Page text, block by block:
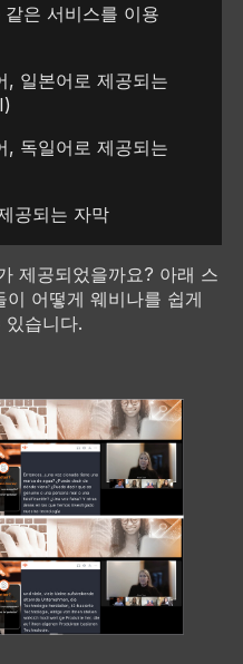
은 서비스를 이용
, 일본어로 제공되는
, 독일어로 제공되는
공되는 자막
제공되었을까요? 아래 스
어떻게 웨비나를 쉽게
습니다.